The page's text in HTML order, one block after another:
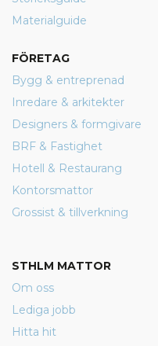
Materialguide
FÖRETAG
Bygg & entreprenad
Inredare & arkitekter
Designers & formgivare
BRF & Fastighet
Hotell & Restaurang
Kontorsmattor
Grossist & tillverkning
STHLM MATTOR
Om oss
Lediga jobb
Hitta hit